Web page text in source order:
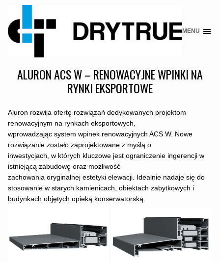
Skip
MENU
ALURON ACS W – RENOWACYJNE WPINKI NA
RYNKI EKSPORTOWE
Aluron rozwija ofertę rozwiązań dedykowanych projektom
renowacyjnym na rynkach eksportowych,
wprowadzając system wpinek renowacyjnych ACS W. Nowe
rozwiązanie zostało zaprojektowane z myślą o
inwestycjach, w których kluczowe jest ograniczenie ingerencji w
istniejącą zabudowę oraz możliwość
zachowania oryginalnej estetyki elewacji. Idealnie nadaje się do
stosowanie w starych kamienicach, obiektach zabytkowych i
budynkach objętych opieką konserwatorską.